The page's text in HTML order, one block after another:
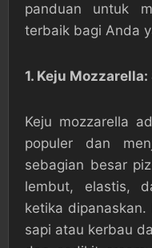
panduan untuk
terbaik bagi Anda
1. Keju
Keju mozzarella
populer dan
sebagian besar
lembut, elastis,
ketika
sapi atau kerbau